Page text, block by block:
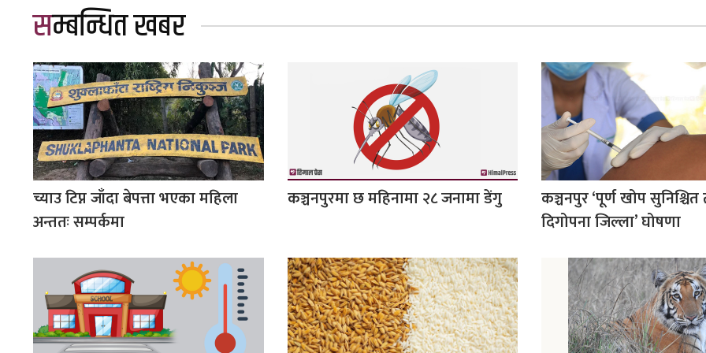
सम्बन्धित खबर
च्याउ टिप्न जाँदा बेपत्ता भएका महिला
अन्ततः सम्पर्कमा
कञ्चनपुरमा छ महिनामा २८ जनामा डेंगु
कञ्चनपुर ‘पूर्ण खोप
दिगोपना जिल्ला’ घोषणा